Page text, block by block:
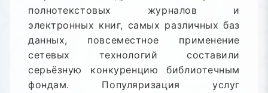
полнотекстовых журналов и
электронных книг, самых различных баз
данных, повсеместное применение
сетевых технологий составили
серьёзную конкуренцию библиотечным
фондам. Популяризация услуг